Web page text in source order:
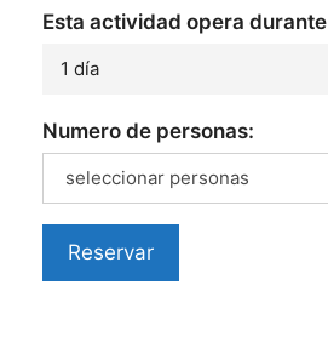
Esta actividad opera durante
1 día
Numero de personas:
seleccionar personas
Reservar